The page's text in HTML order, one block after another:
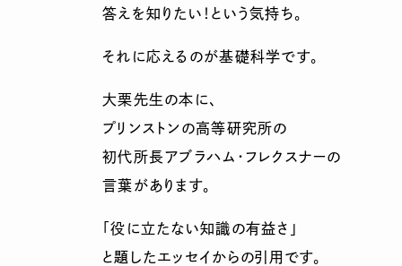
答えを知りたい！という気持ち。
それに応えるのが基礎科学です。
大栗先生の本に、
プリンストンの高等研究所の
初代所長アブラハム・フレクスナーの
言葉があります。
「役に立たない知識の有益さ」
と題したエッセイからの引用です。